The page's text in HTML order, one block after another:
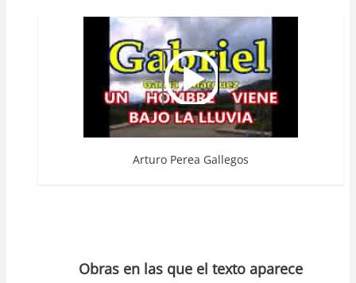
Arturo Perea Gallegos
Obras en las que el texto aparece